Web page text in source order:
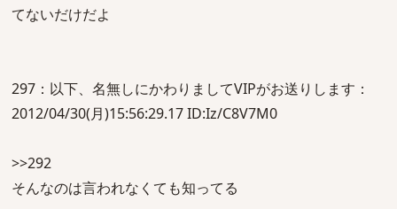
てないだけだよ
297：以下、名無しにかわりましてVIPがお送りします：
2012/04/30(月)15:56:29.17 ID:Iz/C8V7M0
>>292
そんなのは言われなくても知ってる